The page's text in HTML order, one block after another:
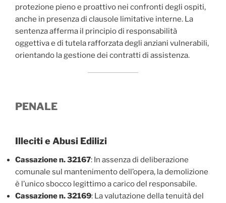
protezione pieno e proattivo nei confronti degli ospiti,
anche in presenza di clausole limitative interne. La
sentenza afferma il principio di responsabilità
oggettiva e di tutela rafforzata degli anziani vulnerabili,
orientando la gestione dei contratti di assistenza.
PENALE
Illeciti e Abusi Edilizi
Cassazione n. 32167: In assenza di deliberazione
comunale sul mantenimento dell’opera, la demolizione
è l’unico sbocco legittimo a carico del responsabile.
Cassazione n. 32169: La valutazione della tenuità del